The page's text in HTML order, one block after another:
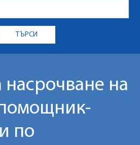
насрочване на
по